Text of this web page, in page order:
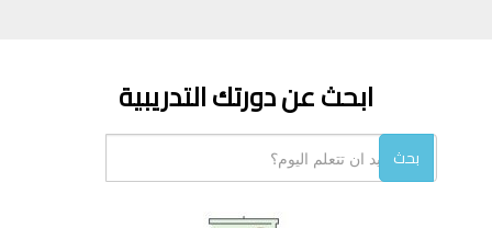
ابحث عن دورتك التدريبية
بحث